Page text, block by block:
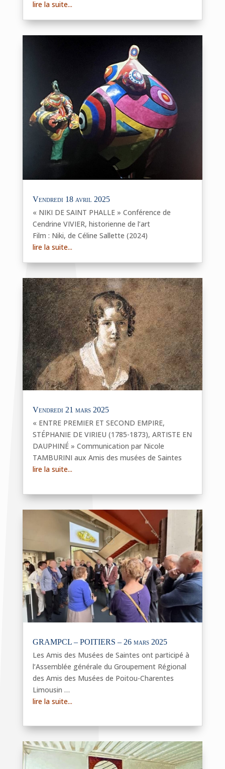
lire la suite...
Vendredi 18 avril 2025
« NIKI DE SAINT PHALLE » Conférence de
Cendrine VIVIER, historienne de l’art
Film : Niki, de Céline Sallette (2024)
lire la suite...
Vendredi 21 mars 2025
« ENTRE PREMIER ET SECOND EMPIRE,
STÉPHANIE DE VIRIEU (1785-1873), ARTISTE EN
DAUPHINÉ » Communication par Nicole
TAMBURINI aux Amis des musées de Saintes
lire la suite...
GRAMPCL – POITIERS – 26 mars 2025
Les Amis des Musées de Saintes ont participé à
l’Assemblée générale du Groupement Régional
des Amis des Musées de Poitou-Charentes
Limousin …
lire la suite...